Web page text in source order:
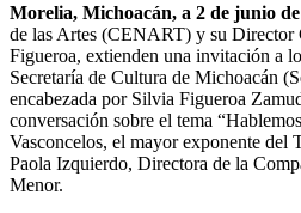
Morelia, Michoacán, a 2 de junio
de las Artes (CENART) y su Director
Figueroa, extienden una invitación a
Secretaría de Cultura de Michoacán
encabezada por Silvia Figueroa
conversación sobre el tema
Vasconcelos, el mayor exponente del
Paola Izquierdo, Directora de la
Menor.